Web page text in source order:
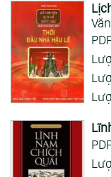
ai hỏi 123
Mong 1